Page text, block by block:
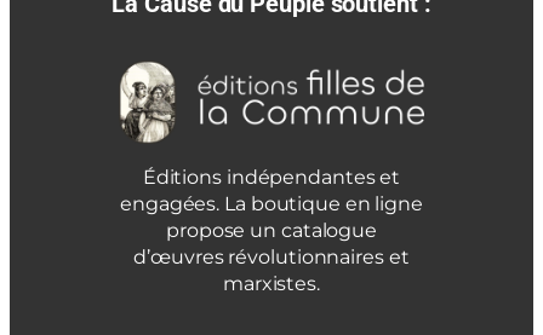
Éditions indépendantes et
engagées. La boutique en ligne
propose un catalogue
d’œuvres révolutionnaires et
marxistes.